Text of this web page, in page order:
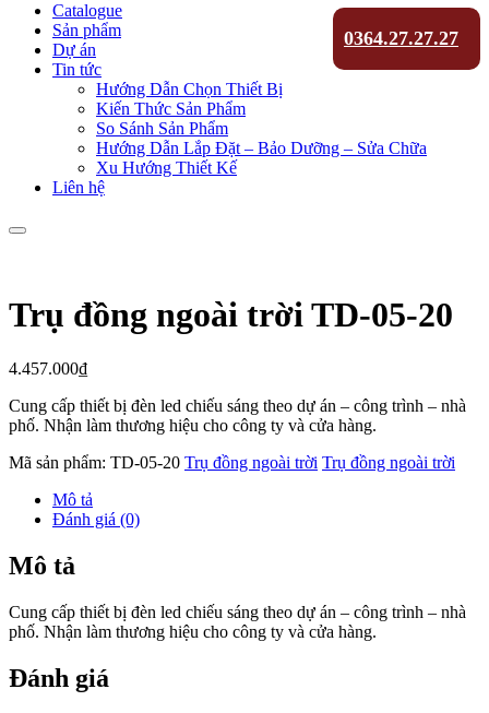
0364.27.27.27
Catalogue
Sản phẩm
Dự án
Tin tức
Hướng Dẫn Chọn Thiết Bị
Kiến Thức Sản Phẩm
So Sánh Sản Phẩm
Hướng Dẫn Lắp Đặt – Bảo Dưỡng – Sửa Chữa
Xu Hướng Thiết Kế
Liên hệ
Trụ đồng ngoài trời TD-05-20
4.457.000₫
Cung cấp thiết bị đèn led chiếu sáng theo dự án – công trình – nhà
phố. Nhận làm thương hiệu cho công ty và cửa hàng.
Mã sản phẩm: TD-05-20 Trụ đồng ngoài trời Trụ đồng ngoài trời
Mô tả
Đánh giá (0)
Mô tả
Cung cấp thiết bị đèn led chiếu sáng theo dự án – công trình – nhà
phố. Nhận làm thương hiệu cho công ty và cửa hàng.
Đánh giá